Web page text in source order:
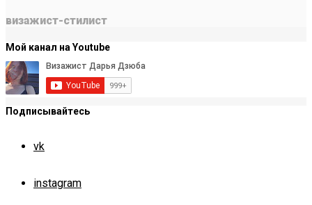
визажист-стилист
Мой канал на Youtube
Подписывайтесь
vk
instagram